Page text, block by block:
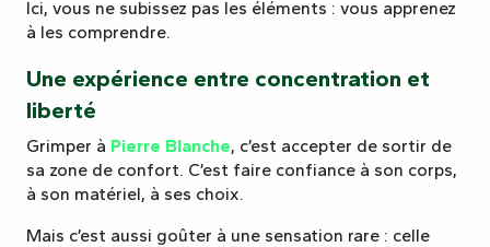
Ici, vous ne subissez pas les éléments : vous apprenez
à les comprendre.
Une expérience entre concentration et
liberté
Grimper à Pierre Blanche, c’est accepter de sortir de
sa zone de confort. C’est faire confiance à son corps,
à son matériel, à ses choix.
Mais c’est aussi goûter à une sensation rare : celle